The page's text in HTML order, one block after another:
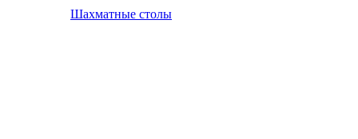
Шахматные столы